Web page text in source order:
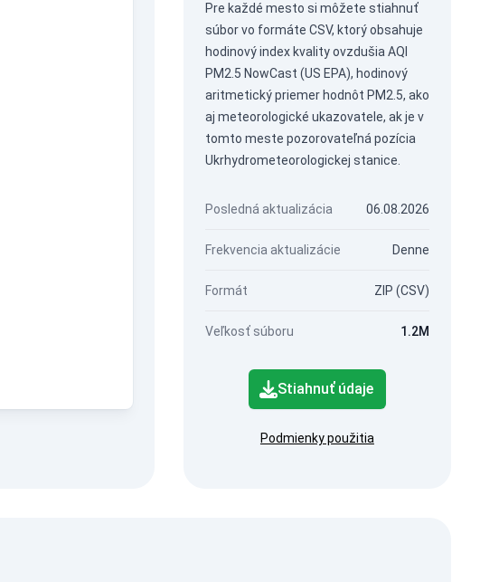
Pre každé mesto si môžete stiahnuť
súbor vo formáte CSV, ktorý obsahuje
hodinový index kvality ovzdušia AQI
PM2.5 NowCast (US EPA), hodinový
aritmetický priemer hodnôt PM2.5, ako
aj meteorologické ukazovatele, ak je v
tomto meste pozorovateľná pozícia
Ukrhydrometeorologickej stanice.
Posledná aktualizácia 06.08.2026
Frekvencia aktualizácie Denne
Formát ZIP (CSV)
Veľkosť súboru 1.2M
Stiahnuť údaje
Podmienky použitia